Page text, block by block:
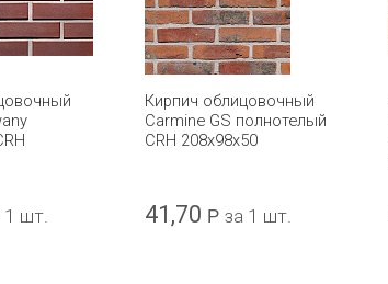
1 шт.
Кирпич облицовочный
Carmine GS полнотелый
CRH 208x98x50
41,70 Р за 1 шт.